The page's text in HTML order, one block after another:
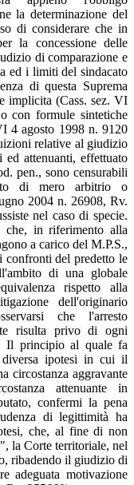
la determinazione del
di considerare che in
la concessione delle
di comparazione e
ed i limiti del sindacato
di questa Suprema
implicita (Cass. sez. VI
con formule sintetiche
4 agosto 1998 n. 9120
relative al giudizio
ed attenuanti, effettuato
pen., sono censurabili
di mero arbitrio o
2004 n. 26908, Rv.
nel caso di specie.
che, in riferimento alla
a carico del M.P.S.,
confronti del predetto le
di una globale
rispetto alla
dell'originario
che l'arresto
risulta privo di ogni
Il principio al quale fa
ipotesi in cui il
circostanza aggravante
attenuante in
confermi la pena
di legittimità ha
che, al fine di non
la Corte territoriale, nel
ribadendo il giudizio di
adeguata motivazione